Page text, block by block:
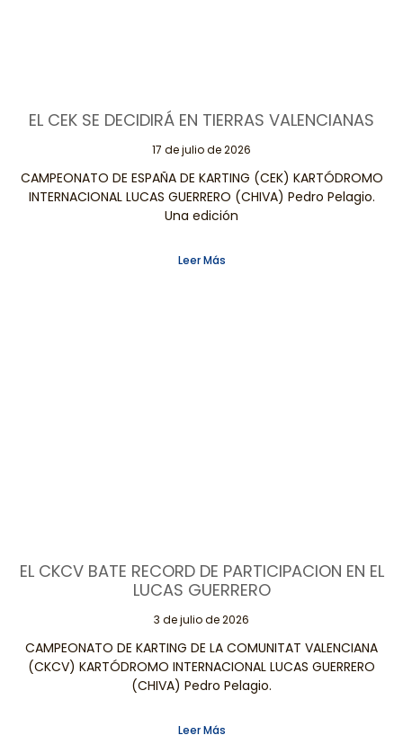
EL CEK SE DECIDIRÁ EN TIERRAS VALENCIANAS
17 de julio de 2026
CAMPEONATO DE ESPAÑA DE KARTING (CEK) KARTÓDROMO
INTERNACIONAL LUCAS GUERRERO (CHIVA) Pedro Pelagio.
Una edición
Leer Más
EL CKCV BATE RECORD DE PARTICIPACION EN EL
LUCAS GUERRERO
3 de julio de 2026
CAMPEONATO DE KARTING DE LA COMUNITAT VALENCIANA
(CKCV) KARTÓDROMO INTERNACIONAL LUCAS GUERRERO
(CHIVA) Pedro Pelagio.
Leer Más